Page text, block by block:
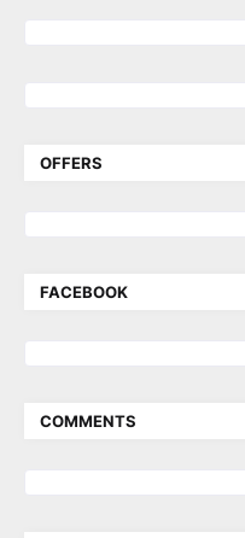
OFFERS
FACEBOOK
COMMENTS